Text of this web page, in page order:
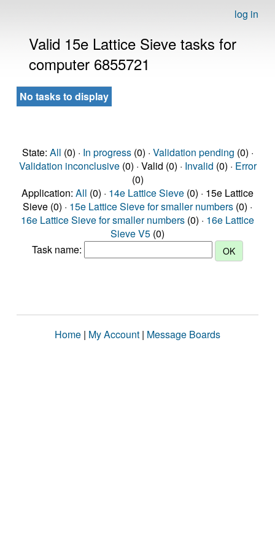
log in
Valid 15e Lattice Sieve tasks for
computer 6855721
No tasks to display
State: All (0) · In progress(0) · Validation pending (0) ·
Validation inconclusive(0) · Valid (0) · Invalid (0) · Error
(0)
Application: All (0) · 14e Lattice Sieve (0) · 15e Lattice
Sieve (0) · 15e Lattice Sieve for smaller numbers (0) ·
16e Lattice Sieve for smaller numbers (0) · 16e Lattice
Sieve V5 (0)
Task name:
Home | My Account | Message Boards